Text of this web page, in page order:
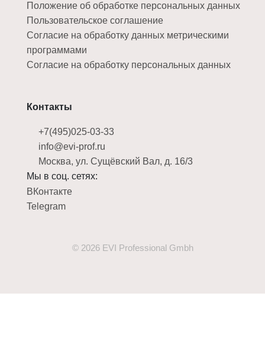
Положение об обработке персональных данных
Пользовательское соглашение
Согласие на обработку данных метрическими
программами
Согласие на обработку персональных данных
Контакты
+7(495)025-03-33
info@evi-prof.ru
Москва, ул. Сущёвский Вал, д. 16/3
Мы в соц. сетях:
ВКонтакте
Telegram
© 2026 EVI Professional Gmbh